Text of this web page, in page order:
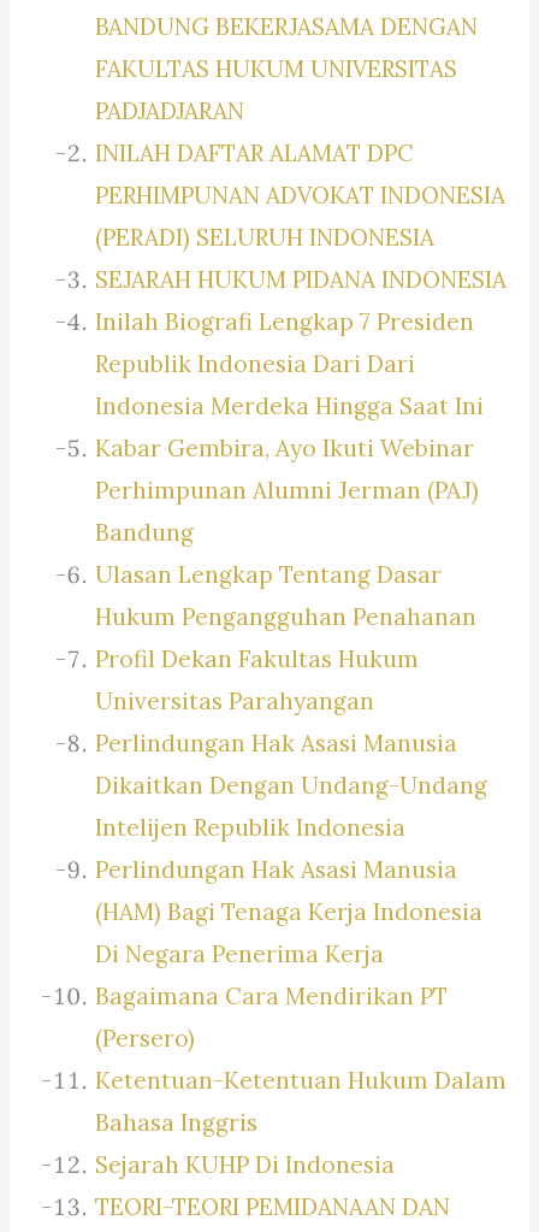
BANDUNG BEKERJASAMA DENGAN
FAKULTAS HUKUM UNIVERSITAS
PADJADJARAN
INILAH DAFTAR ALAMAT DPC
PERHIMPUNAN ADVOKAT INDONESIA
(PERADI) SELURUH INDONESIA
SEJARAH HUKUM PIDANA INDONESIA
Inilah Biografi Lengkap 7 Presiden
Republik Indonesia Dari Dari
Indonesia Merdeka Hingga Saat Ini
Kabar Gembira, Ayo Ikuti Webinar
Perhimpunan Alumni Jerman (PAJ)
Bandung
Ulasan Lengkap Tentang Dasar
Hukum Pengangguhan Penahanan
Profil Dekan Fakultas Hukum
Universitas Parahyangan
Perlindungan Hak Asasi Manusia
Dikaitkan Dengan Undang-Undang
Intelijen Republik Indonesia
Perlindungan Hak Asasi Manusia
(HAM) Bagi Tenaga Kerja Indonesia
Di Negara Penerima Kerja
Bagaimana Cara Mendirikan PT
(Persero)
Ketentuan-Ketentuan Hukum Dalam
Bahasa Inggris
Sejarah KUHP Di Indonesia
TEORI-TEORI PEMIDANAAN DAN